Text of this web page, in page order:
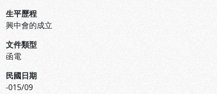
生平歷程
興中會的成立
文件類型
函電
民國日期
-015/09